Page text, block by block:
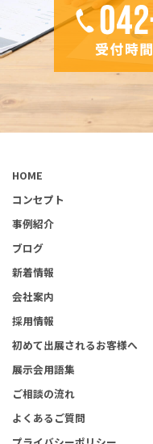
HOME
コンセプト
事例紹介
ブログ
新着情報
会社案内
採用情報
初めて出展されるお客様へ
展示会用語集
ご相談の流れ
よくあるご質問